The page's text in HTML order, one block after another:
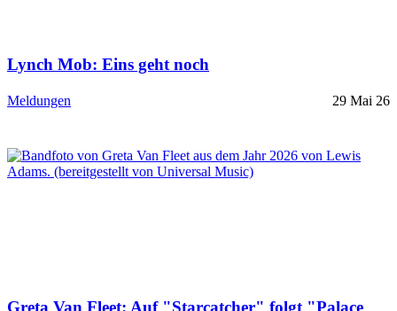
Lynch Mob: Eins geht noch
Meldungen 29 Mai 26
Greta Van Fleet: Auf "Starcatcher" folgt "Palace